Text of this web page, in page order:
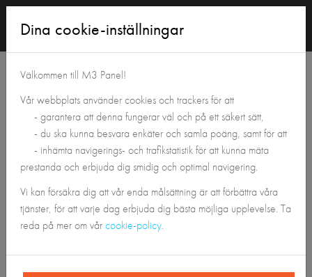
Tillbaka till Panelshoppen
Dina cookie-inställningar
Välkommen till M3 Panel!
Vår webbplats använder cookies och trackers för att
- garantera att denna fungerar väl och på ett säkert sätt,
- du ska kunna besvara enkäter och samla poäng, samt för att
- inhämta navigerings- och trafikstatistik för att kunna mäta
prestanda och erbjuda dig smidig och optimal navigering.
Vi kan försäkra dig att vår enda målsättning är att förbättra våra
tjänster, för att varje dag erbjuda dig bästa möjliga upplevelse. Ta
reda på mer om vårcookie-policy.